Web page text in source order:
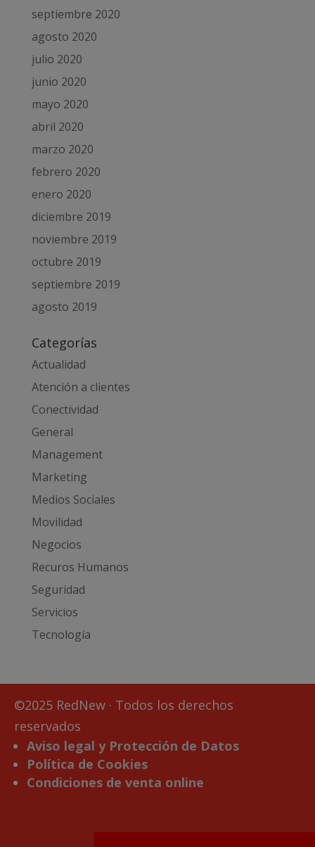
septiembre 2020
agosto 2020
julio 2020
junio 2020
mayo 2020
abril 2020
marzo 2020
febrero 2020
enero 2020
diciembre 2019
noviembre 2019
octubre 2019
septiembre 2019
agosto 2019
Categorías
Actualidad
Atención a clientes
Conectividad
General
Management
Marketing
Medios Sociales
Movilidad
Negocios
Recuros Humanos
Seguridad
Servicios
Tecnología
©2025 RedNew · Todos los derechos
reservados
Aviso legal y Protección de Datos
Política de Cookies
Condiciones de venta online